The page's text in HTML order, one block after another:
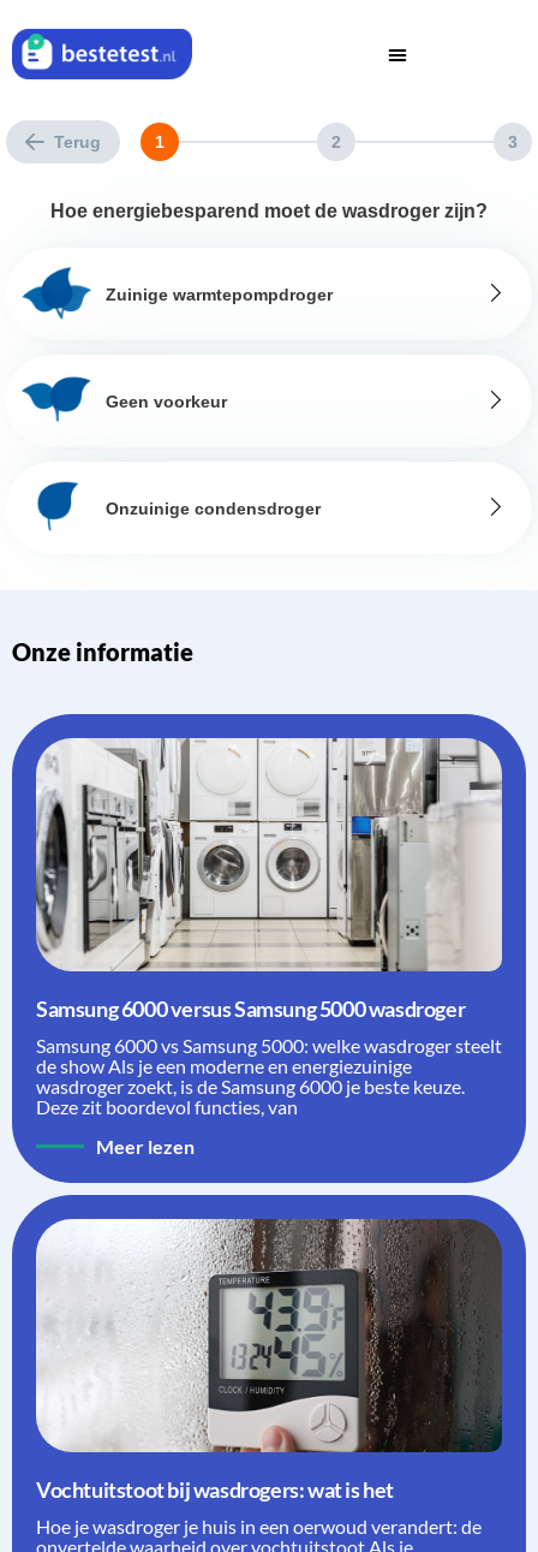
Terug 1 2 3
Hoe energiebesparend moet de wasdroger zijn?
Zuinige warmtepompdroger
Geen voorkeur
Onzuinige condensdroger
Onze informatie
Samsung 6000 versus Samsung 5000 wasdroger
Samsung 6000 vs Samsung 5000: welke wasdroger steelt
de show Als je een moderne en energiezuinige
wasdroger zoekt, is de Samsung 6000 je beste keuze.
Deze zit boordevol functies, van
Meer lezen
Vochtuitstoot bij wasdrogers: wat is het
Hoe je wasdroger je huis in een oerwoud verandert: de
onvertelde waarheid over vochtuitstoot Als je